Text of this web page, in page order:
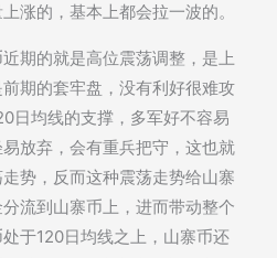
涨的，基本上都会拉一波的。
期的就是高位震荡调整，是上
期的套牢盘，没有利好很难攻
日均线的支撑，多军好不容易
放弃，会有重兵把守，这也就
势，反而这种震荡走势给山寨
流到山寨币上，进而带动整个
于120日均线之上，山寨币还